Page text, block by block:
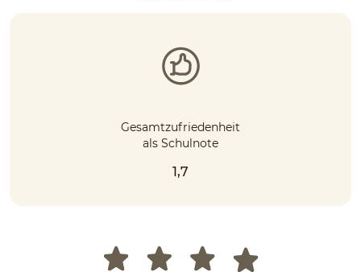
Gesamtzufriedenheit
als Schulnote
1,7